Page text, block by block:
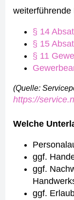
weiterführende
§ 14
§ 15
§ 11
(Quelle:
https://
Welche
ggf.
ggf.
ggf.